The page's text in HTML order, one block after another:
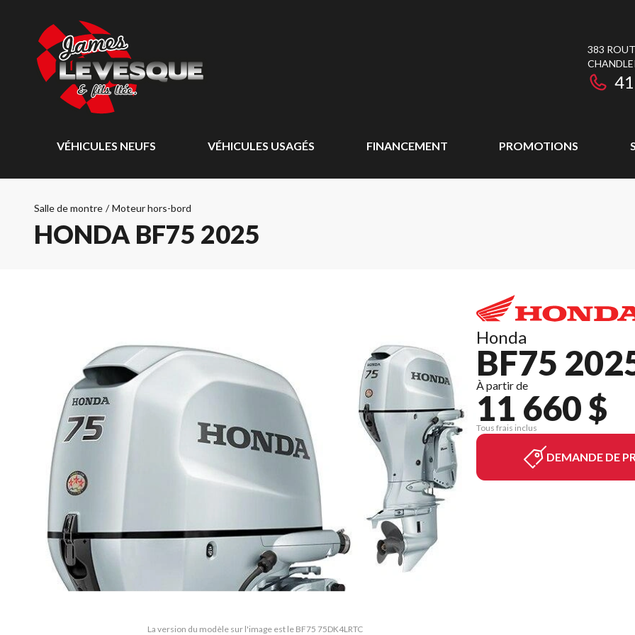
383
VÉHICULES NEUFS VÉHICULES USAGÉS FINANCEMENT PROMOTIONS
Salle de montre / Moteur hors-bord
HONDA BF75 2025
La version du modèle sur l'image est le BF75 75DK4LRTC
Honda
BF75
À partir de
11 660 $
Tous frais inclus
DEMANDE DE